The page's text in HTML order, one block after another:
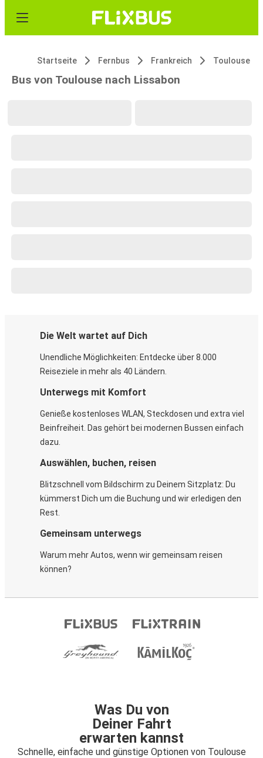
Startseite Fernbus Frankreich Toulouse
Bus von Toulouse nach Lissabon
Die Welt wartet auf Dich
Unendliche Möglichkeiten: Entdecke über 8.000
Reiseziele in mehr als 40 Ländern.
Unterwegs mit Komfort
Genieße kostenloses WLAN, Steckdosen und extra viel
Beinfreiheit. Das gehört bei modernen Bussen einfach
dazu.
Auswählen, buchen, reisen
Blitzschnell vom Bildschirm zu Deinem Sitzplatz: Du
kümmerst Dich um die Buchung und wir erledigen den
Rest.
Gemeinsam unterwegs
Warum mehr Autos, wenn wir gemeinsam reisen
können?
Was Du von
Deiner Fahrt
erwarten kannst
Schnelle, einfache und günstige Optionen von Toulouse